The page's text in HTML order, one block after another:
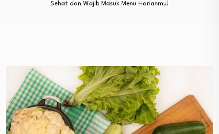
Sehat dan Wajib Masuk Menu Harianmu!